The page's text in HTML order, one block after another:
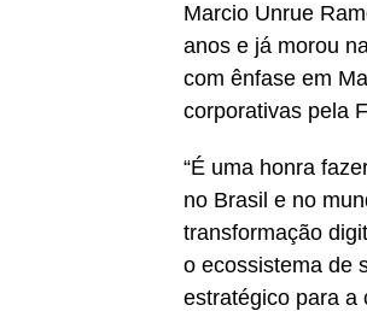
Marcio Unrue
anos e já morou
com ênfase em
corporativas pela
“É uma honra
no Brasil e no
transformação
o ecossistema de
estratégico para a